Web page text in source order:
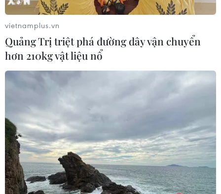
TIN CÙNG CHUYÊN MỤC
Giao tranh dữ dội ở miền Tây Libya,
nhiều tù nhân vượt ngục
vietnamplus.vn
Quảng Trị triệt phá đường dây vận chuyển
hơn 210kg vật liệu nổ